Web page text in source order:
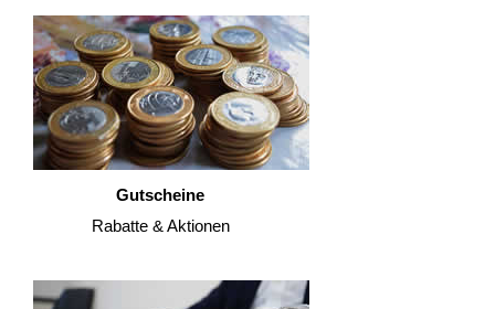
Gutscheine
Rabatte & Aktionen